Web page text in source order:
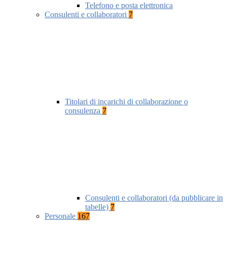
Telefono e posta elettronica
Consulenti e collaboratori 7
Titolari di incarichi di collaborazione o
consulenza 7
Consulenti e collaboratori (da pubblicare in
tabelle) 7
Personale 167